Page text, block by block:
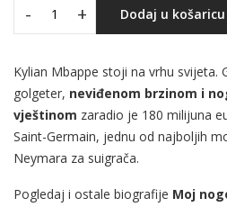
- + Dodaj u košaricu
Kylian Mbappe stoji na vrhu svijeta.
golgeter, neviđenom brzinom i
vještinom zaradio je 180 milijuna
Saint-Germain, jednu od najboljih
Neymara za suigrača.
Pogledaj i ostale biografije Moj